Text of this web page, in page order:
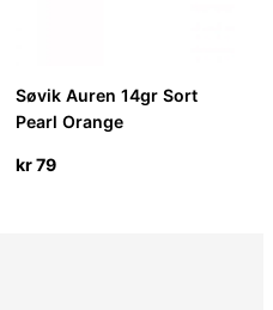
Søvik Auren 14gr Sort
Pearl Orange
kr79